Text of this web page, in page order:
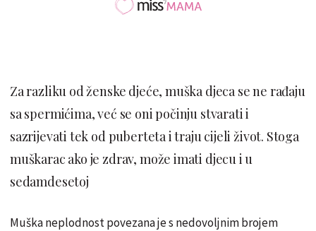
Za razliku od ženske djeće, muška djeca se ne rađaju
sa spermićima, već se oni počinju stvarati i
sazrijevati tek od puberteta i traju cijeli život. Stoga
muškarac ako je zdrav, može imati djecu i u
sedamdesetoj
Muška neplodnost povezana je s nedovoljnim brojem